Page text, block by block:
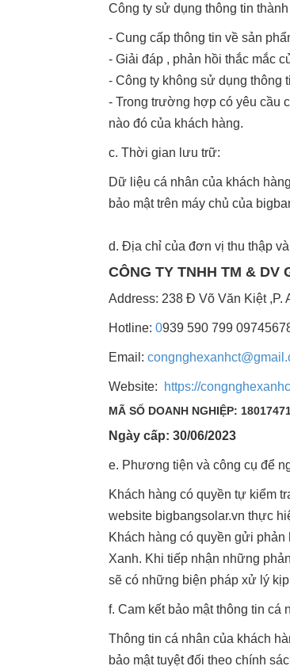
Công ty sử dụng thông tin
- Cung cấp thông tin về sản
- Giải đáp , phản hồi thắc mắc
- Công ty không sử dụng thông
- Trong trường hợp có yêu cầu
nào đó của khách hàng.
c. Thời gian lưu trữ:
Dữ liệu cá nhân của khách
bảo mật trên máy chủ của
d. Địa chỉ của đơn vị thu thập
CÔNG TY TNHH TM & DV
Address: 238 Đ Võ Văn Kiệt ,P.
Hotline: 0939 590 799
Email:
Website: https://
MÃ SỐ DOANH NGHIỆP:
Ngày cấp: 30/06/2023
e. Phương tiện và công cụ để
Khách hàng có quyền tự kiểm
website bigbangsolar.vn thực
Khách hàng có quyền gửi
Xanh. Khi tiếp nhận những
sẽ có những biện pháp xử lý
f. Cam kết bảo mật thông tin cá
Thông tin cá nhân của khách
bảo mật tuyệt đối theo chính